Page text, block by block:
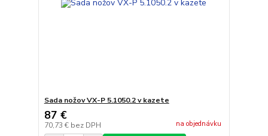
Sada nožov VX-P 5.1050.2 v kazete
87 €
70,73 € bez DPH na objednávku